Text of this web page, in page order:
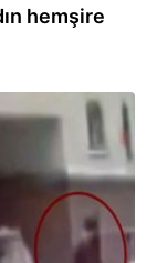
hemşire